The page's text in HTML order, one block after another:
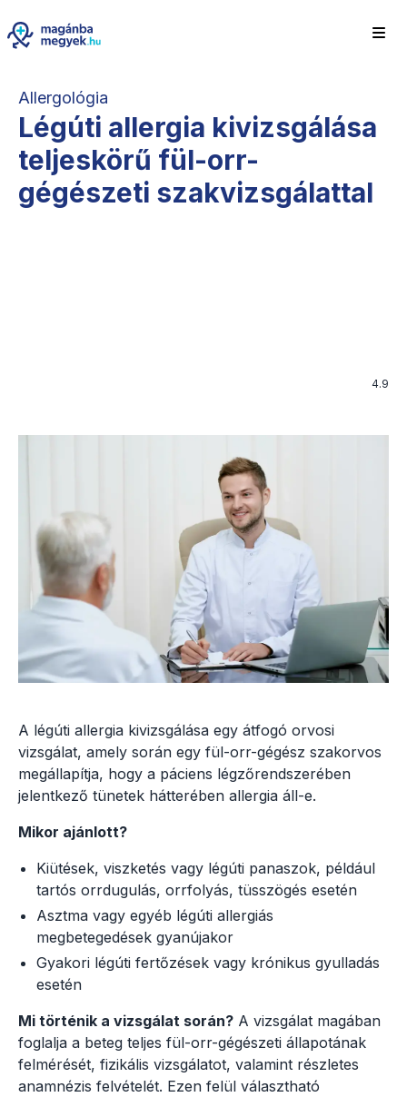
Allergológia
Légúti allergia kivizsgálása
teljeskörű fül-orr-
gégészeti szakvizsgálattal
4.9
A légúti allergia kivizsgálása egy átfogó orvosi
vizsgálat, amely során egy fül-orr-gégész szakorvos
megállapítja, hogy a páciens légzőrendszerében
jelentkező tünetek hátterében allergia áll-e.
Mikor ajánlott?
Kiütések, viszketés vagy légúti panaszok, például
tartós orrdugulás, orrfolyás, tüsszögés esetén
Asztma vagy egyéb légúti allergiás
megbetegedések gyanújakor
Gyakori légúti fertőzések vagy krónikus gyulladás
esetén
Mi történik a vizsgálat során? A vizsgálat magában
foglalja a beteg teljes fül-orr-gégészeti állapotának
felmérését, fizikális vizsgálatot, valamint részletes
anamnézis felvételét. Ezen felül választható